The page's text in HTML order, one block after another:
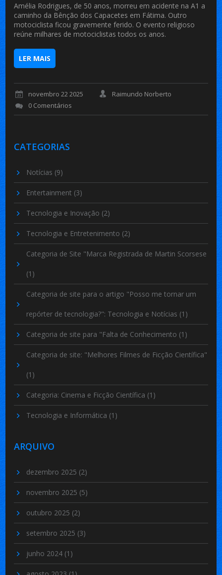
Amélia Rodrigues, de 50 anos, morreu em acidente na A1 a
caminho da Bênção dos Capacetes em Fátima. Outro
motociclista ficou gravemente ferido. O evento religioso
reúne milhares de motociclistas todos os anos.
LER MAIS
novembro 22 2025
Raimundo Norberto
0 Comentários
CATEGORIAS
Notícias (9)
Entertainment (3)
Tecnologia e Inovação (2)
Tecnologia e Entretenimento (2)
Categoria de Site "Marca Registrada de Martin Scorsese
(1)
Categoria de site para o artigo "Posso me tornar um
repórter de tecnologia?": Tecnologia e Notícias (1)
Categoria de site para "Falta de Conhecimento (1)
Categoria de site: "Melhores Filmes de Ficção Científica"
(1)
Categoria: Cinema e Ficção Científica (1)
Tecnologia e Informática (1)
ARQUIVO
dezembro 2025 (2)
novembro 2025 (5)
outubro 2025 (2)
setembro 2025 (3)
junho 2024 (1)